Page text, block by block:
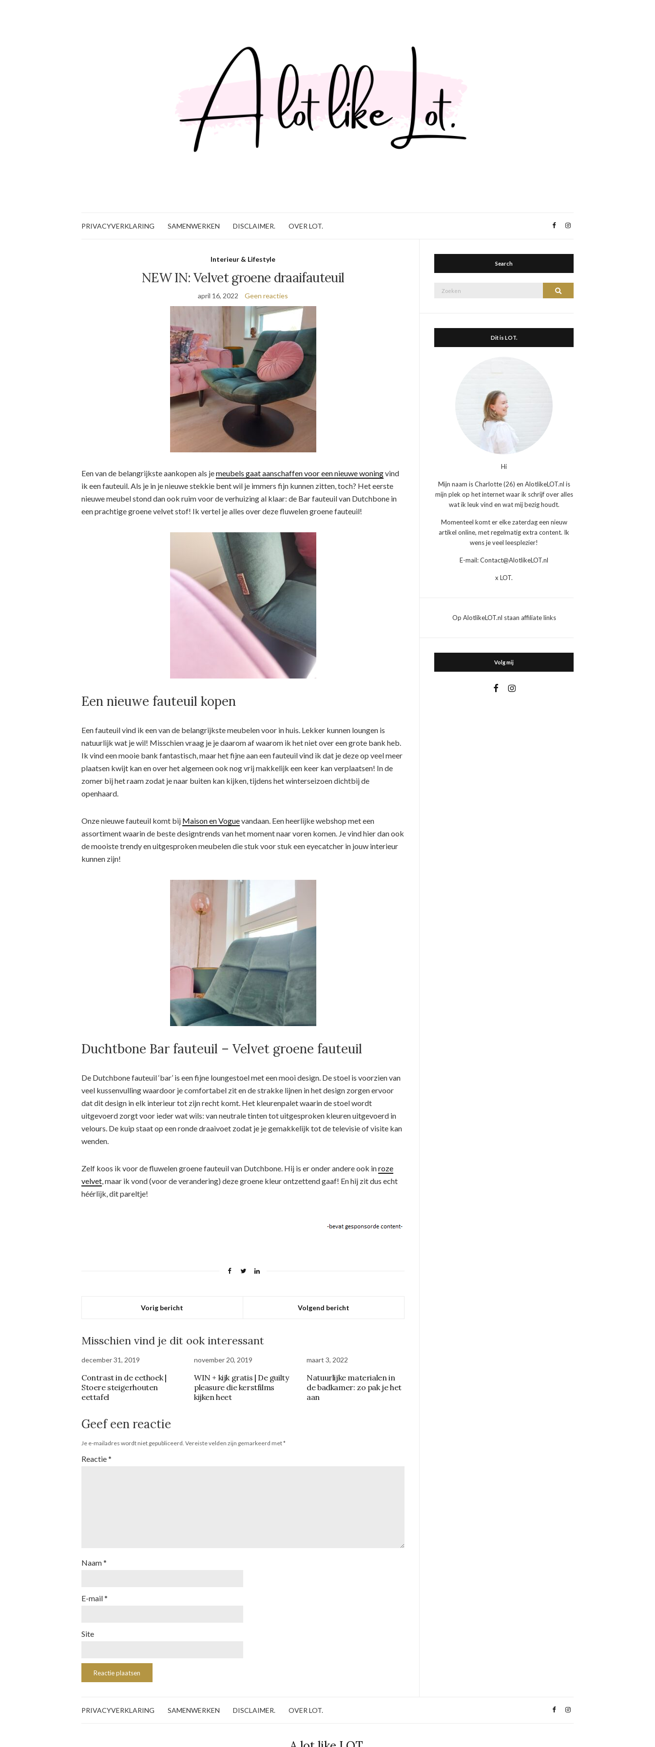
PRIVACYVERKLARING SAMENWERKEN DISCLAIMER. OVER LOT.
Interieur & Lifestyle
NEW IN: Velvet groene draaifauteuil
april 16, 2022 Geen reacties
Een van de belangrijkste aankopen als jemeubels gaat aanschaffen voor een nieuwe woningvind
ik een fauteuil. Als je in je nieuwe stekkie bent wil je immers fijn kunnen zitten, toch? Het eerste
nieuwe meubel stond dan ook ruim voor de verhuizing al klaar: de Bar fauteuil van Dutchbone in
een prachtige groene velvet stof! Ik vertel je alles over deze fluwelen groene fauteuil!
Een nieuwe fauteuil kopen
Een fauteuil vind ik een van de belangrijkste meubelen voor in huis. Lekker kunnen loungen is
natuurlijk wat je wil! Misschien vraag je je daarom af waarom ik het niet over een grote bank heb.
Ik vind een mooie bank fantastisch, maar het fijne aan een fauteuil vind ik dat je deze op veel meer
plaatsen kwijt kan en over het algemeen ook nog vrij makkelijk een keer kan verplaatsen! In de
zomer bij het raam zodat je naar buiten kan kijken, tijdens het winterseizoen dichtbij de
openhaard.
Onze nieuwe fauteuil komt bij Maison en Voguevandaan. Een heerlijke webshop met een
assortiment waarin de beste designtrends van het moment naar voren komen. Je vind hier dan ook
de mooiste trendy en uitgesproken meubelen die stuk voor stuk een eyecatcher in jouw interieur
kunnen zijn!
Duchtbone Bar fauteuil – Velvet groene fauteuil
De Dutchbone fauteuil ‘bar’ is een fijne loungestoel met een mooi design. De stoel is voorzien van
veel kussenvulling waardoor je comfortabel zit en de strakke lijnen in het design zorgen ervoor
dat dit design in elk interieur tot zijn recht komt. Het kleurenpalet waarin de stoel wordt
uitgevoerd zorgt voor ieder wat wils: van neutrale tinten tot uitgesproken kleuren uitgevoerd in
velours. De kuip staat op een ronde draaivoet zodat je je gemakkelijk tot de televisie of visite kan
wenden.
Zelf koos ik voor de fluwelen groene fauteuil van Dutchbone. Hij is er onder andere ook inroze
velvet, maar ik vond (voor de verandering) deze groene kleur ontzettend gaaf! En hij zit dus echt
héérlijk, dit pareltje!
Vorig bericht Volgend bericht
Misschien vind je dit ook interessant
december 31, 2019
Contrast in de eethoek |
Stoere steigerhouten
eettafel
november 20, 2019
WIN + kijk gratis | De guilty
pleasure die kerstfilms
kijken heet
maart 3, 2022
Natuurlijke materialen in
de badkamer: zo pak je het
aan
Geef een reactie
Je e-mailadres wordt niet gepubliceerd. Vereiste velden zijn gemarkeerd met*
Reactie*
Naam*
E-mail*
Site
Search
Zoek
Zoeken
Dit is LOT.
Hi
Mijn naam is Charlotte (26) en AlotlikeLOT.nl is
mijn plek op het internet waar ik schrijf over alles
wat ik leuk vind en wat mij bezig houdt.
Momenteel komt er elke zaterdag een nieuw
artikel online, met regelmatig extra content. Ik
wens je veel leesplezier!
E-mail: Contact@AlotlikeLOT.nl
x LOT.
Op AlotlikeLOT.nl staan affiliate links
Volg mij
PRIVACYVERKLARING SAMENWERKEN DISCLAIMER. OVER LOT.